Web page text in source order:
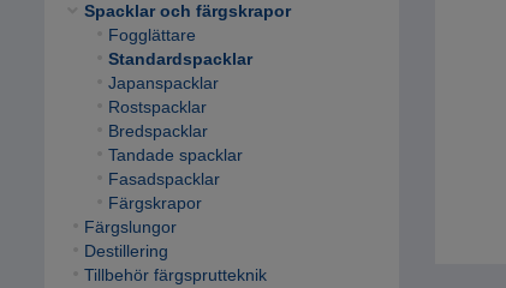
Spacklar och färgskrapor
Fogglättare
Standardspacklar
Japanspacklar
Rostspacklar
Bredspacklar
Tandade spacklar
Fasadspacklar
Färgskrapor
Färgslungor
Destillering
Tillbehör färgsprutteknik